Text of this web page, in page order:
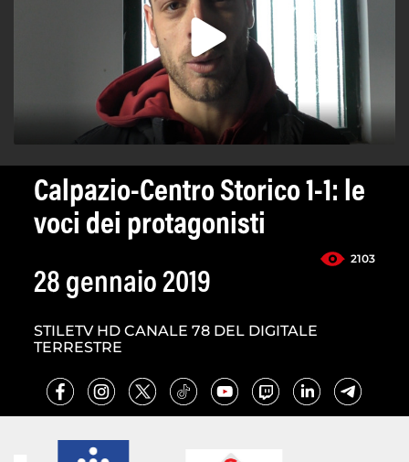
Calpazio-Centro Storico 1-1: le
voci dei protagonisti
2103
28 gennaio 2019
STILETV HD CANALE 78 DEL DIGITALE
TERRESTRE